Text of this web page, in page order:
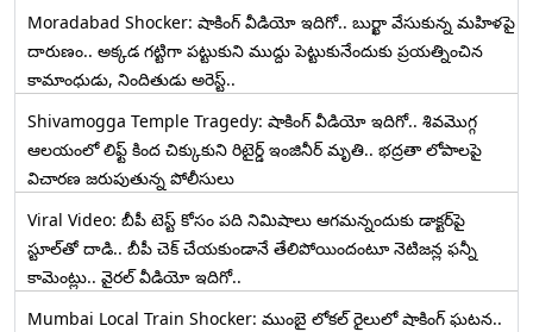
Moradabad Shocker: షాకింగ్ వీడియో ఇదిగో.. బుర్ఖా వేసుకున్న మహిళపై
దారుణం.. అక్కడ గట్టిగా పట్టుకుని ముద్దు పెట్టుకునేందుకు ప్రయత్నించిన
కామాంధుడు, నిందితుడు అరెస్ట్..
Shivamogga Temple Tragedy: షాకింగ్ వీడియో ఇదిగో.. శివమొగ్గ
ఆలయంలో లిఫ్ట్ కింద చిక్కుకుని రిటైర్డ్ ఇంజినీర్ మృతి.. భద్రతా లోపాలపై
విచారణ జరుపుతున్న పోలీసులు
Viral Video: బీపీ టెస్ట్‌ కోసం పది నిమిషాలు ఆగమన్నందుకు డాక్టర్‌పై
స్టూల్‌తో దాడి.. బీపీ చెక్ చేయకుండానే తేలిపోయిందంటూ నెటిజన్ల ఫన్నీ
కామెంట్లు.. వైరల్ వీడియో ఇదిగో..
Mumbai Local Train Shocker: ముంబై లోకల్ రైలులో షాకింగ్ ఘటన..